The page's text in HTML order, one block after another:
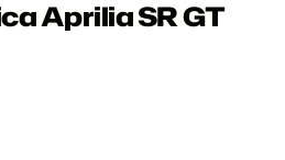
Aprilia SR GT